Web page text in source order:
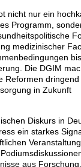
nicht nur ein
Programm,
medizinischer
Die DGIM
Reformen dringend
in Zukunft
Diskurs in
ein starkes
aus